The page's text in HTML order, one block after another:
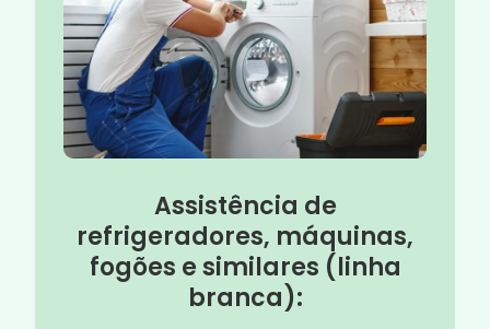
Assistência de
refrigeradores, máquinas,
fogões e similares (linha
branca):